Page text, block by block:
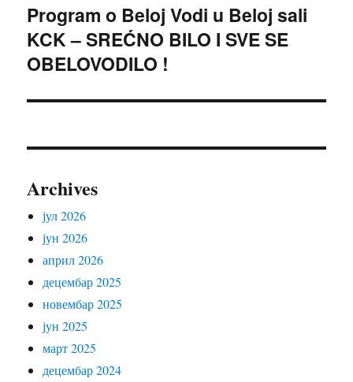
Следећи
чланак:
Program o Beloj Vodi u Beloj sali
KCK – SREĆNO BILO I SVE SE
OBELOVODILO !
Archives
јул 2026
јун 2026
април 2026
децембар 2025
новембар 2025
јун 2025
март 2025
децембар 2024